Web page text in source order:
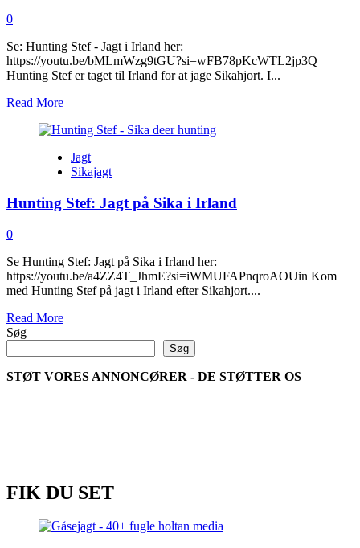
0
Se: Hunting Stef - Jagt i Irland her:
https://youtu.be/bMLmWzg9tGU?si=wFB78pKcWTL2jp3Q
Hunting Stef er taget til Irland for at jage Sikahjort. I...
Read MoreRead
about
Stef
Jagt
Sikajagt
Hunting Stef: Jagt på Sika i Irland
0
Se Hunting Stef: Jagt på Sika i Irland her:
https://youtu.be/a4ZZ4T_JhmE?si=iWMUFAPnqroAOUin Kom
med Hunting Stef på jagt i Irland efter Sikahjort....
Read MoreRead
Hunting
Stef:
Søg
Søg
STØT VORES ANNONCØRER - DE STØTTER OS
FIK DU SET